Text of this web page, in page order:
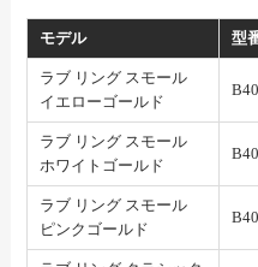
モデル 型
ラブ リング スモール
イエローゴールド
ラブ リング スモール
ホワイトゴールド
ラブ リング スモール
ピンクゴールド